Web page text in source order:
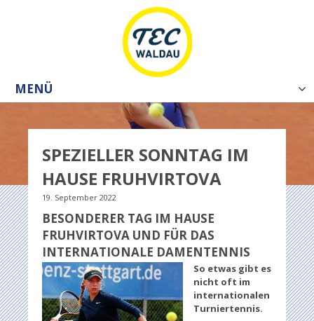
MENÜ
SPEZIELLER SONNTAG IM
HAUSE FRUHVIRTOVA
19. September 2022
BESONDERER TAG IM HAUSE
FRUHVIRTOVA UND FÜR DAS
INTERNATIONALE DAMENTENNIS
So etwas gibt es
nicht oft im
internationalen
Turniertennis.